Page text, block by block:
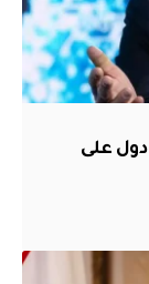
ويتكوف: ترامب هو شرطي العالم و10 دول على